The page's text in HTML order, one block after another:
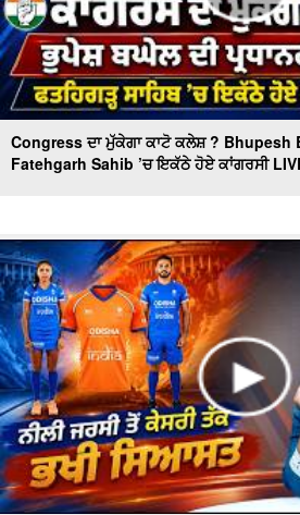
Congress ਦਾ ਮੁੱਕੇਗਾ ਕਾਟੋ ਕਲੇਸ਼ ? Bhupesh
Fatehgarh Sahib ’ਚ ਇਕੱਠੇ ਹੋਏ ਕਾਂਗਰਸੀ